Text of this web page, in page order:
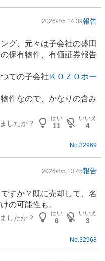
2026/8/5 14:39報告
グ、元々は子会社の盛田
保有物件、有価証券報告
ての子会社 ＫＯＺＯホー
件なので、かなりの含み
したか？
はい
11
いいえ
4
No. 32969
2026/8/5 13:45報告
すか？既に売却して、名
の可能性も。
したか？
はい
6
いいえ
3
No.32968